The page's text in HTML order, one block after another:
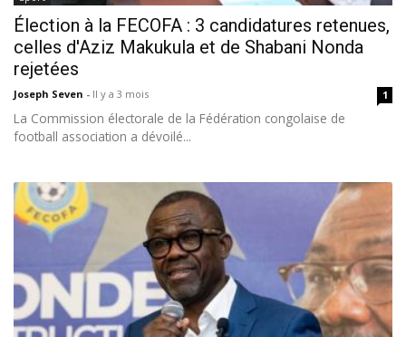
Élection à la FECOFA : 3 candidatures retenues,
celles d'Aziz Makukula et de Shabani Nonda
rejetées
Joseph Seven - Il y a 3 mois 1
La Commission électorale de la Fédération congolaise de
football association a dévoilé...